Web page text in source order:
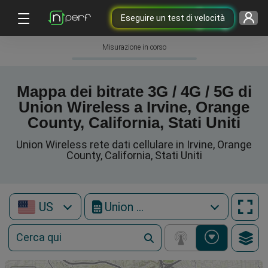
Eseguire un test di velocità
Misurazione in corso
Mappa dei bitrate 3G / 4G / 5G di
Union Wireless a Irvine, Orange
County, California, Stati Uniti
Union Wireless rete dati cellulare in Irvine, Orange
County, California, Stati Uniti
US Union Wireless